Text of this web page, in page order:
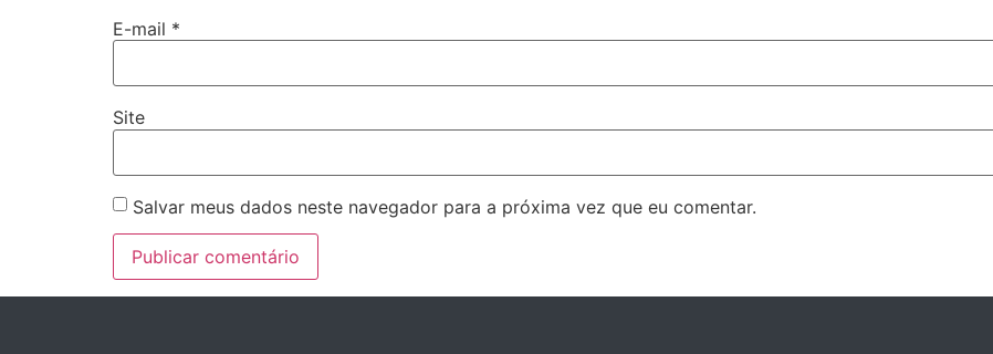
E-mail *
Site
Salvar meus dados neste navegador para a próxima vez que eu comentar.